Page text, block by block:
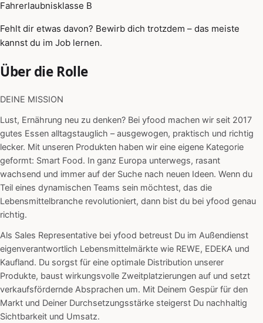
Fahrerlaubnisklasse B
Fehlt dir etwas davon? Bewirb dich trotzdem – das meiste
kannst du im Job lernen.
Über die Rolle
DEINE MISSION
Lust, Ernährung neu zu denken? Bei yfood machen wir seit 2017
gutes Essen alltagstauglich – ausgewogen, praktisch und richtig
lecker. Mit unseren Produkten haben wir eine eigene Kategorie
geformt: Smart Food. In ganz Europa unterwegs, rasant
wachsend und immer auf der Suche nach neuen Ideen. Wenn du
Teil eines dynamischen Teams sein möchtest, das die
Lebensmittelbranche revolutioniert, dann bist du bei yfood genau
richtig.
Als Sales Representative bei yfood betreust Du im Außendienst
eigenverantwortlich Lebensmittelmärkte wie REWE, EDEKA und
Kaufland. Du sorgst für eine optimale Distribution unserer
Produkte, baust wirkungsvolle Zweitplatzierungen auf und setzt
verkaufsfördernde Absprachen um. Mit Deinem Gespür für den
Markt und Deiner Durchsetzungsstärke steigerst Du nachhaltig
Sichtbarkeit und Umsatz.